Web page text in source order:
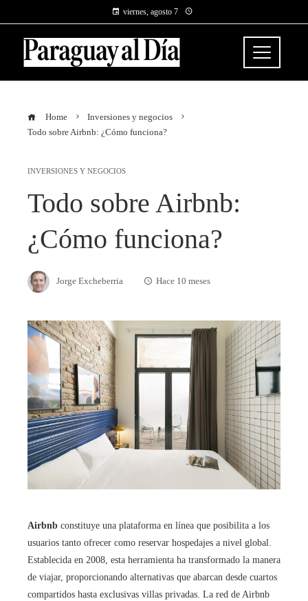
viernes, agosto 7
Home
Inversiones y negocios
Todo sobre Airbnb: ¿Cómo funciona?
INVERSIONES Y NEGOCIOS
Todo sobre Airbnb:
¿Cómo funciona?
Jorge Excheberria Hace 10 meses
Airbnb constituye una plataforma en línea que posibilita a los
usuarios tanto ofrecer como reservar hospedajes a nivel global.
Establecida en 2008, esta herramienta ha transformado la manera
de viajar, proporcionando alternativas que abarcan desde cuartos
compartidos hasta exclusivas villas privadas. La red de Airbnb